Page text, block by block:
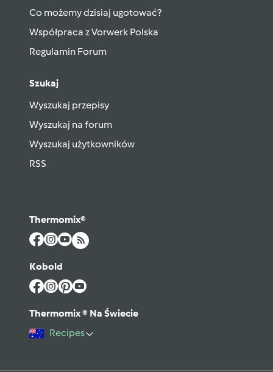
Co możemy dzisiaj ugotować?
Współpraca z Vorwerk Polska
Regulamin Forum
Szukaj
Wyszukaj przepisy
Wyszukaj na forum
Wyszukaj użytkowników
RSS
Thermomix®
Kobold
Thermomix ® Na Świecie
Recipes